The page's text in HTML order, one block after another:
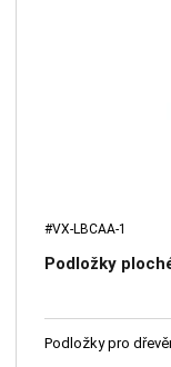
#VX-LBCAA-1
Podložky
Podložky pro